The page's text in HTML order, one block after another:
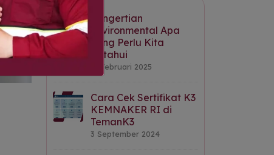
Pengertian
Environmental Apa
yang Perlu Kita
Ketahui
11 Februari 2025
Cara Cek Sertifikat K3
KEMNAKER RI di
TemanK3
3 September 2024